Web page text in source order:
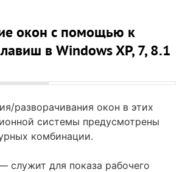
окон с помощью к
в Windows XP, 7, 8.1
разворачивания окон в этих
системы предусмотрены
комбинации.
служит для показа рабочего